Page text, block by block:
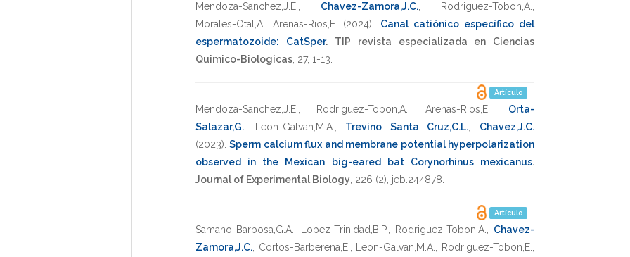
Mendoza-Sanchez,J.E. Chavez-Zamora,J.C. Rodriguez-Tobon,A.
Morales-Otal,A.
,Arenas-Rios,E. (2024)
Canal catiónico específico del
espermatozoide: CatSper.
TIP revista especializada en Ciencias
Quimico-Biologicas 27, 1-13
Artículo
Mendoza-Sanchez,J.E. Rodriguez-Tobon,A. ,Arenas-Rios,E.
Orta-
Salazar,G.
Leon-Galvan,M.A. Trevino Santa Cruz,C.L.
Chavez,J.C.
(2023) .Sperm calcium flux and membrane potential hyperpolarization
observed in the Mexican big-eared bat Corynorhinus mexicanus.
Journal of Experimental Biology 226 (2), jeb.244878
Artículo
Samano-Barbosa,G.A. Lopez-Trinidad,B.P. Rodriguez-Tobon,A.
Chavez-
Zamora,J.C.
Cortos-Barberena,E. Leon-Galvan,M.A. Rodriguez-Tobon,E.